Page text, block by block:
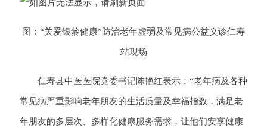
图：“关爱银龄健康”防治老年虚弱及常见病公益义诊仁寿
站现场
仁寿县中医医院党委书记陈艳红表示：“老年病及各种
常见病严重影响老年朋友的生活质量及幸福指数，满足老
年朋友的多层次、多样化健康服务需求，让他们安享健康